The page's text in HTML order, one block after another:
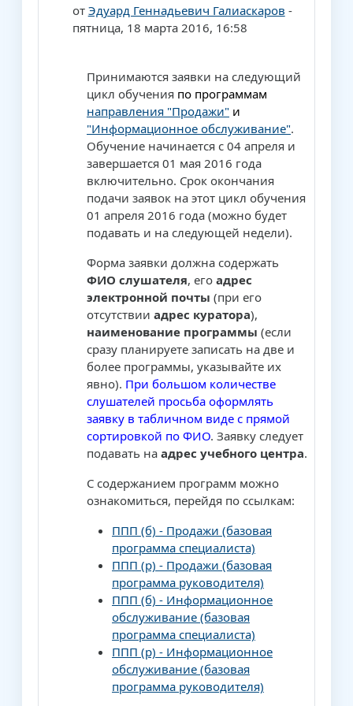
от Эдуард Геннадьевич Галиаскаров -
пятница, 18 марта 2016, 16:58
Принимаются заявки на следующий
цикл обучения по программам
направления "Продажи" и
"Информационное обслуживание".
Обучение начинается с 04 апреля и
завершается 01 мая 2016 года
включительно. Срок окончания
подачи заявок на этот цикл обучения
01 апреля 2016 года (можно будет
подавать и на следующей недели).
Форма заявки должна содержать
ФИО слушателя, его адрес
электронной почты (при его
отсутствии адрес куратора),
наименование программы (если
сразу планируете записать на две и
более программы, указывайте их
явно). При большом количестве
слушателей просьба оформлять
заявку в табличном виде с прямой
сортировкой по ФИО. Заявку следует
подавать на адрес учебного центра.
С содержанием программ можно
ознакомиться, перейдя по ссылкам:
ППП (б) - Продажи (базовая
программа специалиста)
ППП (р) - Продажи (базовая
программа руководителя)
ППП (б) - Информационное
обслуживание (базовая
программа специалиста)
ППП (р) - Информационное
обслуживание (базовая
программа руководителя)